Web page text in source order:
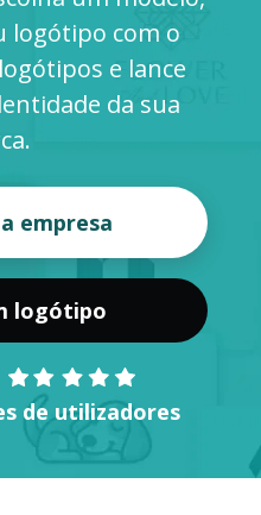
logótipo com o
e lance
da sua
logótipo
de utilizadores